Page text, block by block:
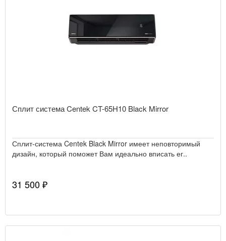
Сплит система Centek CT-65H10 Black Mirror
Сплит-система Centek Black Mirror имеет неповторимый
дизайн, который поможет Вам идеально вписать ег..
31 500 ₽